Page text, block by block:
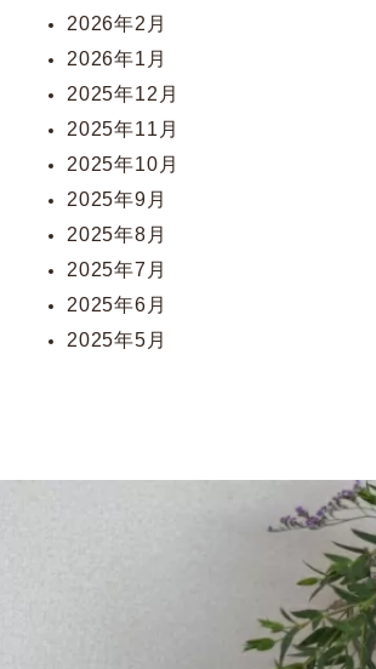
2026年2月
2026年1月
2025年12月
2025年11月
2025年10月
2025年9月
2025年8月
2025年7月
2025年6月
2025年5月